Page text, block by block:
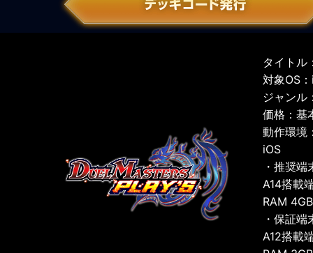
タイトル
対象OS
ジャンル
価格：基
動作環境
iOS
・推奨端
A14搭載
RAM
・保証端
A12搭載